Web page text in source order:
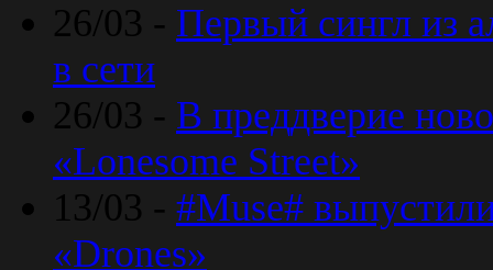
26/03 - Первый сингл из
в сети
26/03 - В преддверие
«Lonesome Street»
13/03 - #Muse#
«Drones»